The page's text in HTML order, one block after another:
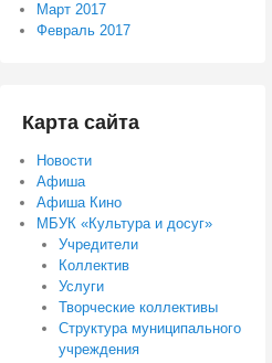
Март 2017
Февраль 2017
Карта сайта
Новости
Афиша
Афиша Кино
МБУК «Культура и досуг»
Учредители
Коллектив
Услуги
Творческие коллективы
Структура муниципального
учреждения